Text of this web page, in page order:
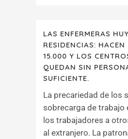
LAS ENFERMERAS
RESIDENCIAS: HACEN
15.000 Y LOS
QUEDAN SIN
SUFICIENTE.
La precariedad de los
sobrecarga de trabajo
los trabajadores a
al extranjero. La